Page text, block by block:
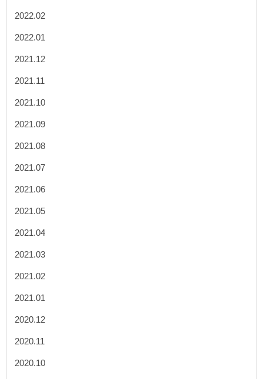
2022.02
2022.01
2021.12
2021.11
2021.10
2021.09
2021.08
2021.07
2021.06
2021.05
2021.04
2021.03
2021.02
2021.01
2020.12
2020.11
2020.10